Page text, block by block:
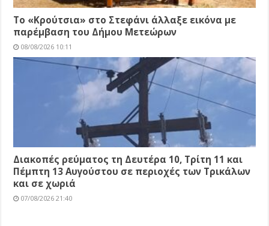
Το «Κρούτσια» στο Στεφάνι άλλαξε εικόνα με
παρέμβαση του Δήμου Μετεώρων
08/08/2026 10:11
Διακοπές ρεύματος τη Δευτέρα 10, Τρίτη 11 και
Πέμπτη 13 Αυγούστου σε περιοχές των Τρικάλων
και σε χωριά
07/08/2026 21:40